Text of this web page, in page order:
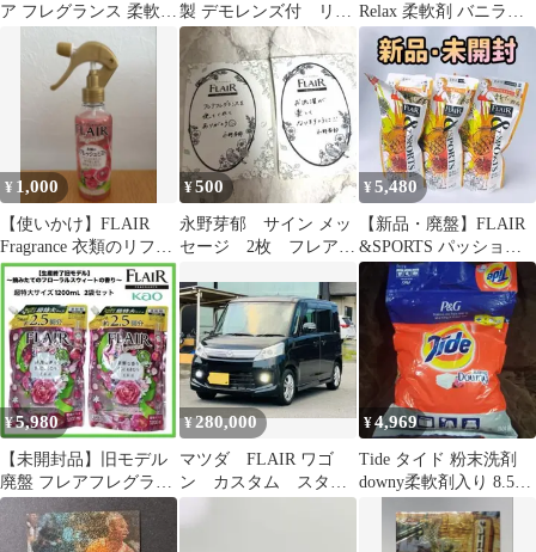
ア フレグランス 柔軟剤
製 デモレンズ付 リム
レスメガネ 超軽量
超弾性
Relax 柔軟剤 バニラ&
シダーウッドの香り
¥ 1,000
【使いかけ】FLAIR
Fragrance 衣類のリフレ
ッシュミスト
¥500
永野芽郁 サイン メッ
セージ 2枚 フレアフ
¥5,480
【新品・廃盤】FLAIR
&SPORTS パッション
トロピカル 柔軟剤 花王
¥5,980
【未開封品】旧モデル
廃盤 フレアフレグラン
ス 超特大1200mL 2個セ
ット
¥ 280,000
マツダ FLAIR ワゴ
ン カスタム スタイ
年付き
¥4,969
Tide タイド 粉末洗剤
downy柔軟剤入り 8.5kg